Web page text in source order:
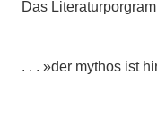
Das
. . . »der mythos ist